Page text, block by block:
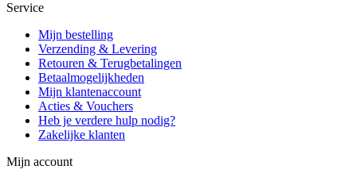
Service
Mijn bestelling
Verzending & Levering
Retouren & Terugbetalingen
Betaalmogelijkheden
Mijn klantenaccount
Acties & Vouchers
Heb je verdere hulp nodig?
Zakelijke klanten
Mijn account